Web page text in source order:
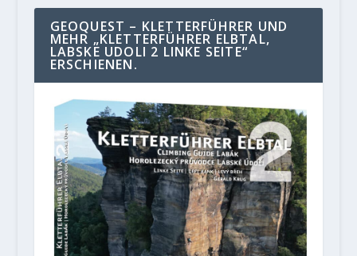
GEOQUEST – KLETTERFÜHRER UND
MEHR „KLETTERFÜHRER ELBTAL,
LABSKE UDOLI 2 LINKE SEITE“
ERSCHIENEN.